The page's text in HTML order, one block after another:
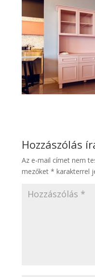
Hozzászólás
Az e-mail címet nem
mezőket * karakterrel